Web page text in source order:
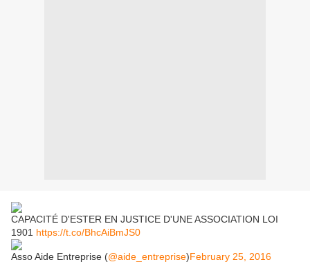
CAPACITÉ D'ESTER EN JUSTICE D'UNE ASSOCIATION LOI
1901 https://t.co/BhcAiBmJS0
Asso Aide Entreprise (@aide_entreprise)February 25, 2016